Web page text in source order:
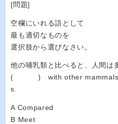
[問題]
空欄にいれる語として
最も適切なものを
選択肢から選びなさい。
他の哺乳類と比べると、人間は
( ) with other
s.
A Compared
B Meet